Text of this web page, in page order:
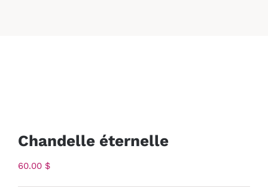
Chandelle éternelle
60.00 $